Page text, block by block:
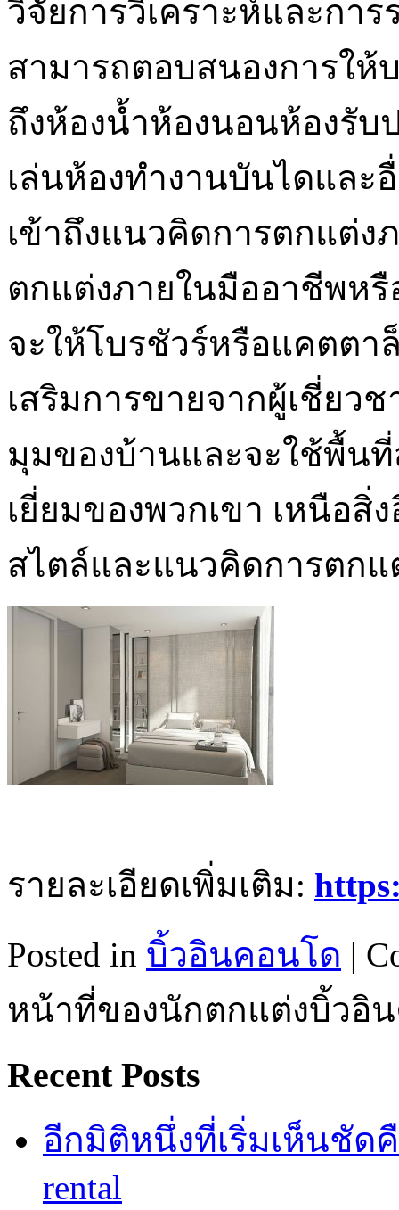
วิจัยการวิเคราะห์และกา
สามารถตอบสนองการใ
ถึงห้องน้ำห้องนอนห้องรับ
เล่นห้องทำงานบันไดแล
เข้าถึงแนวคิดการตกแต่ง
ตกแต่งภายในมืออาชีพห
จะให้โบรชัวร์หรือแคตตา
เสริมการขายจากผู้เชี่ยว
มุมของบ้านและจะใช้พื้น
เยี่ยมของพวกเขา เหนือสิ่
สไตล์และแนวคิดการตกแ
รายละเอียดเพิ่มเติม:
Posted in บิ้วอินคอนโด |
หน้าที่ของนักตกแต่งบิ้วอิ
Recent Posts
อีกมิติหนึ่งที่เริ่มเห็นชัดคื
rental